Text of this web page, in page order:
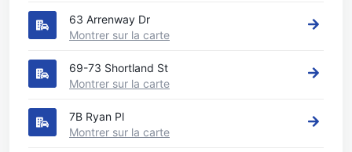
63 Arrenway Dr
Montrer sur la carte
69-73 Shortland St
Montrer sur la carte
7B Ryan Pl
Montrer sur la carte